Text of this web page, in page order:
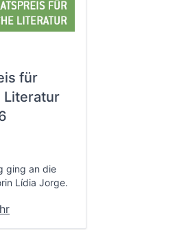
für
Literatur
ging an die
Lídia Jorge.